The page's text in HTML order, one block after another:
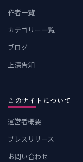
作者一覧
カテゴリー一覧
ブログ
上演告知
このサイトについて
運営者概要
プレスリリース
お問い合わせ